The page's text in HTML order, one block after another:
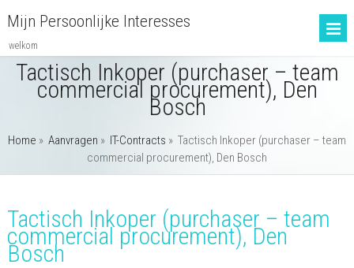
Mijn Persoonlijke Interesses
welkom
Tactisch Inkoper (purchaser – team
commercial procurement), Den
Bosch
Home » Aanvragen » IT-Contracts » Tactisch Inkoper (purchaser – team
commercial procurement), Den Bosch
Tactisch Inkoper (purchaser – team
commercial procurement), Den
Bosch